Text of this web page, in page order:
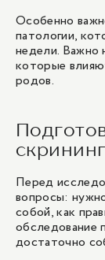
Особенно
патологии,
недели. Важно
которые
родов.
Перед
вопросы:
собой, как
обследование
достаточно